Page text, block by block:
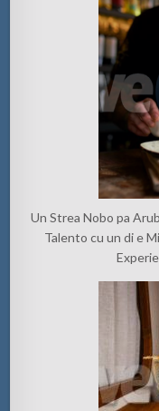
Un Strea Nobo pa
Talento cu un di e